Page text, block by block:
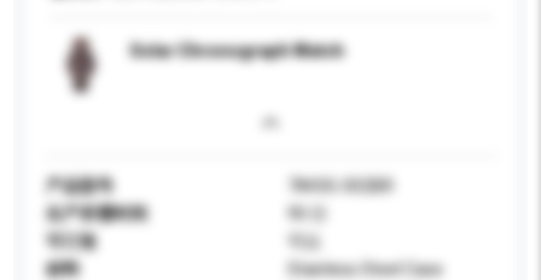
Solar Chronograph Watch
产品型号
7843G-002BR
生产所需时间
90 日
可订造
可以
材料
Stainless Steel Case